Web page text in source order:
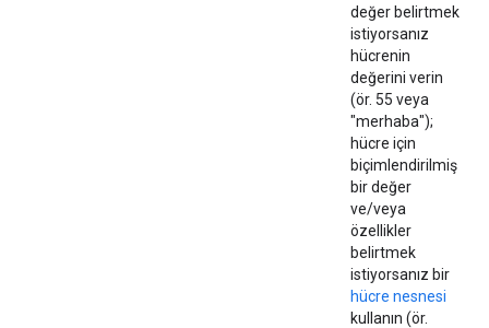
değer belirtmek
istiyorsanız
hücrenin
değerini verin
(ör. 55 veya
"merhaba");
hücre için
biçimlendirilmiş
bir değer
ve/veya
özellikler
belirtmek
istiyorsanız bir
hücre nesnesi
kullanın (ör.